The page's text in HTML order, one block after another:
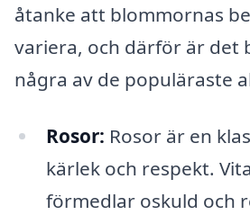
åtanke att blommornas
variera, och därför är det
några av de populäraste
Rosor: Rosor är en
kärlek och respekt.
förmedlar oskuld och